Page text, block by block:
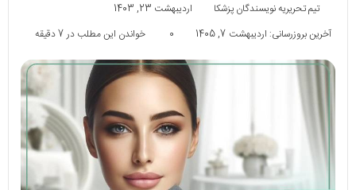
تیم تحریریه نویسندگان پزشکا
اردیبهشت 23, 1403
آخرین بروزرسانی: اردیبهشت 7, 1405
0 خواندن این مطلب در 7 دقیقه